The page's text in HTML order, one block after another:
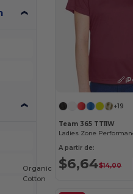
+19
Team 365 TT11W
Ladies Zone
A partir de:
$6,64$14,00
Organic
Cotton